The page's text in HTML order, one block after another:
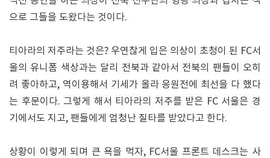
으로 그들을 도왔다는 것이다.
티아라의 저주라는 것은? 우연찮게 입은 의상이 초청이 된 FC서
울의 유니폼 색상과는 달리 전북과 같아서 전북의 팬들이 오히
려 좋아하고, 역이용해서 기세가 올라 응원전에 최선을 다 했다
는 후문이다. 그렇게 해서 티아라의 저주를 받은 FC 서울은 경
기에서도 지고, 팬들에게 엄청난 질타를 받았다고 한다.
상황이 이렇게 되며 큰 욕을 먹자, FC서울 프론트 데스크는 사